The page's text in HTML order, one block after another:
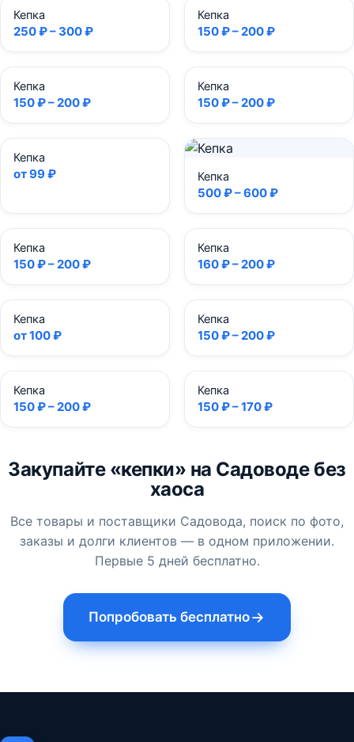
Кепка
250 ₽ – 300 ₽
Кепка
150 ₽ – 200 ₽
Кепка
150 ₽ – 200 ₽
Кепка
150 ₽ – 200 ₽
Кепка
от 99 ₽ Кепка
500 ₽ – 600 ₽
Кепка
150 ₽ – 200 ₽
Кепка
160 ₽ – 200 ₽
Кепка
от 100 ₽
Кепка
150 ₽ – 200 ₽
Кепка
150 ₽ – 200 ₽
Кепка
150 ₽ – 170 ₽
Закупайте «кепки» на Садоводе без
хаоса
Все товары и поставщики Садовода, поиск по фото,
заказы и долги клиентов — в одном приложении.
Первые 5 дней бесплатно.
Попробовать бесплатно